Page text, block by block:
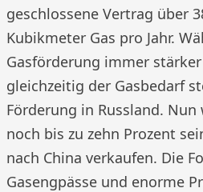
geschlossene Vertrag über
Kubikmeter Gas pro Jahr.
Gasförderung immer
gleichzeitig der Gasbedarf
Förderung in Russland.
noch bis zu zehn Prozent
nach China verkaufen. Die
Gasengpässe und enorme